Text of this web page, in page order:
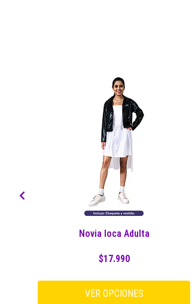
Novia loca Adulta
$17.990
VER OPCIONES